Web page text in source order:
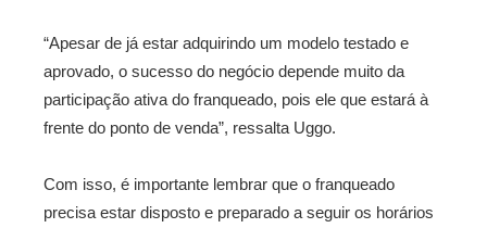
“Apesar de já estar adquirindo um modelo testado e
aprovado, o sucesso do negócio depende muito da
participação ativa do franqueado, pois ele que estará à
frente do ponto de venda”, ressalta Uggo.
Com isso, é importante lembrar que o franqueado
precisa estar disposto e preparado a seguir os horários